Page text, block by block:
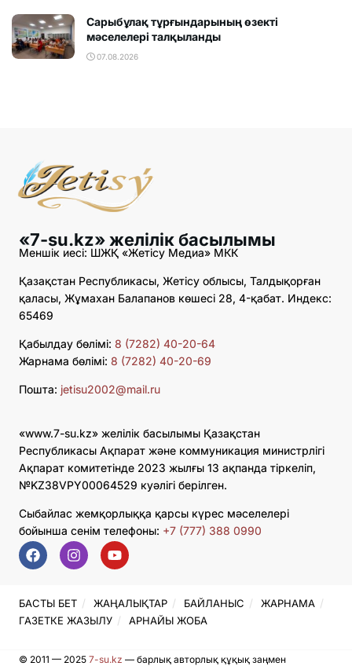
Сарыбұлақ тұрғындарының өзекті
мәселелері талқыланды
07.08.2026
«7-su.kz» желілік басылымы
Меншік иесі: ШЖҚ «Жетісу Медиа» МКК
Қазақстан Республикасы, Жетісу облысы, Талдықорған
қаласы, Жұмахан Балапанов көшесі 28, 4-қабат. Индекс:
65469
Қабылдау бөлімі: 8 (7282) 40-20-64
Жарнама бөлімі: 8 (7282) 40-20-69
Пошта: jetisu2002@mail.ru
«www.7-su.kz» желілік басылымы Қазақстан
Республикасы Ақпарат және коммуникация министрлігі
Ақпарат комитетінде 2023 жылғы 13 ақпанда тіркеліп,
№KZ38VPY00064529 куәлігі берілген.
Сыбайлас жемқорлыққа қарсы күрес мәселелері
бойынша сенім телефоны: +7 (777) 388 0990
БАСТЫ БЕТ ЖАҢАЛЫҚТАР БАЙЛАНЫС
ЖАРНАМА
ГАЗЕТКЕ ЖАЗЫЛУ
АРНАЙЫ ЖОБА
© 2011 — 2025 7-su.kz — барлық авторлық құқық заңмен